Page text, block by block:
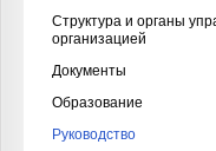
Структура и органы
организацией
Документы
Образование
Руководство